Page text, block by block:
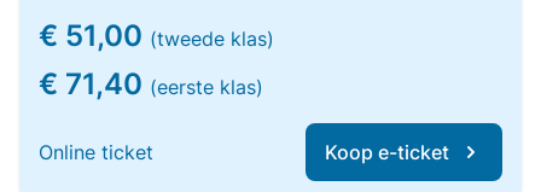
€ 51,00 (tweede klas)
€ 71,40 (eerste klas)
Online ticket Koop e-ticket